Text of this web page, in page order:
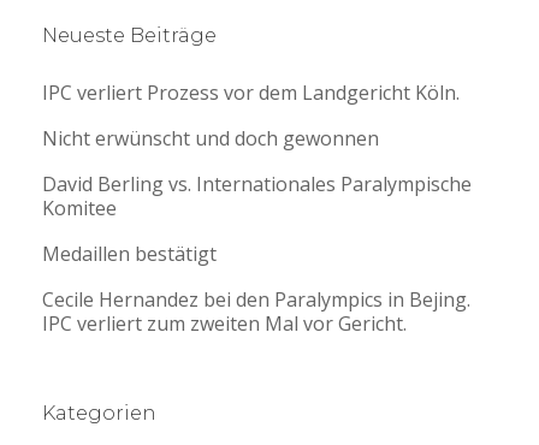
Neueste Beiträge
IPC verliert Prozess vor dem Landgericht Köln.
Nicht erwünscht und doch gewonnen
David Berling vs. Internationales Paralympische
Komitee
Medaillen bestätigt
Cecile Hernandez bei den Paralympics in Bejing.
IPC verliert zum zweiten Mal vor Gericht.
Kategorien